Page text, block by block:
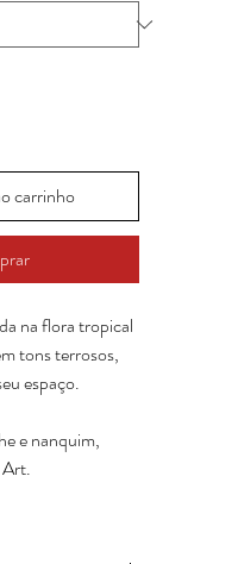
carrinho
na flora tropical
tons terrosos,
espaço.
e nanquim,